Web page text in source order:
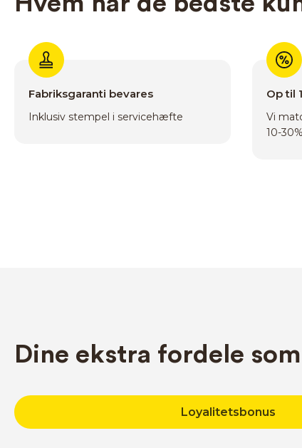
Fabriksgaranti bevares
Inklusiv stempel i servicehæfte
Op til
Vi
10-30%
Dine ekstra fordele
Loyalitetsbonus